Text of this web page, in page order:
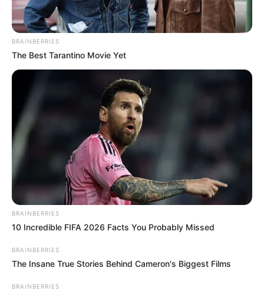
para desbloquear categorias ocultas comfilmes e séries
diferentes do que você está acostumado.
BRAINBERRIES
The Best Tarantino Movie Yet
BRAINBERRIES
10 Incredible FIFA 2026 Facts You Probably Missed
BRAINBERRIES
The Insane True Stories Behind Cameron's Biggest Films
BRAINBERRIES